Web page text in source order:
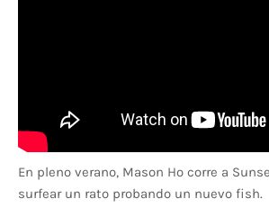
En pleno verano, Mason Ho corre a
surfear un rato probando un nuevo fish.